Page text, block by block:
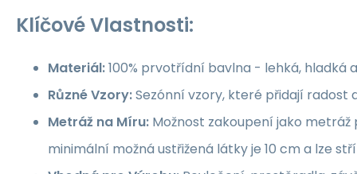
Klíčové Vlastnosti:
Materiál:100% prvotřídní bavlna - lehká, hladká
Různé Vzory:Sezónní vzory, které přidají radost
Metráž na Míru: Možnost zakoupení jako
minimální možná ustřižená látky je 10 cm a lze